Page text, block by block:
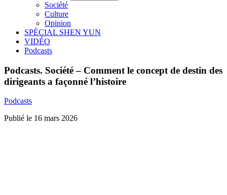
Société
Culture
Opinion
SPÉCIAL SHEN YUN
VIDÉO
Podcasts
Podcasts. Société – Comment le concept de destin des
dirigeants a façonné l’histoire
Podcasts
Publié le 16 mars 2026